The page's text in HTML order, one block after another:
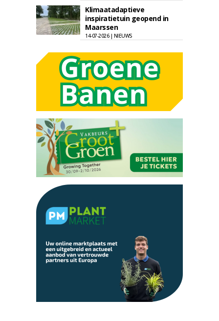
Klimaatadaptieve
inspiratietuin geopend in
Maarssen
14-07-2026 | NIEUWS